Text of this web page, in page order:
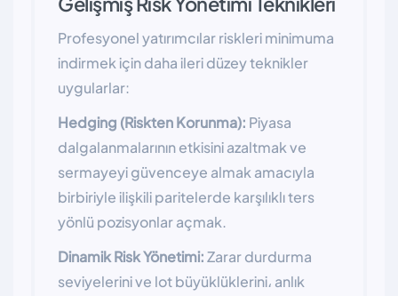
Profesyonel yatırımcılar riskleri minimuma
indirmek için daha ileri düzey teknikler
uygularlar:
Hedging (Riskten Korunma): Piyasa
dalgalanmalarının etkisini azaltmak ve
sermayeyi güvenceye almak amacıyla
birbiriyle ilişkili paritelerde karşılıklı ters
yönlü pozisyonlar açmak.
Dinamik Risk Yönetimi:Zarar durdurma
seviyelerini ve lot büyüklüklerini، anlık